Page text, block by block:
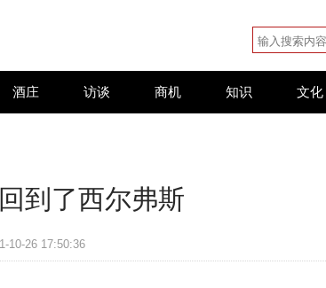
酒庄 访谈 商机 知识 文化
到了西尔弗斯
10-26 17:50:36